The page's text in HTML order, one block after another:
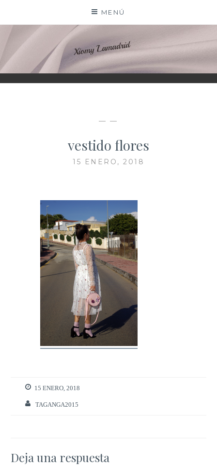
contenido
MENÚ
XIOMY LAMADRID
— —
vestido flores
15 ENERO, 2018
15 ENERO, 2018
TAGANGA2015
Deja una respuesta